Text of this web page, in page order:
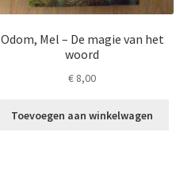
Odom, Mel – De magie van het
woord
€ 8,00
Toevoegen aan winkelwagen